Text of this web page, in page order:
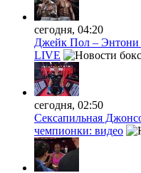
сегодня, 04:20
Джейк Пол – Энтони
LIVE
сегодня, 02:50
Сексапильная
чемпионки: видео